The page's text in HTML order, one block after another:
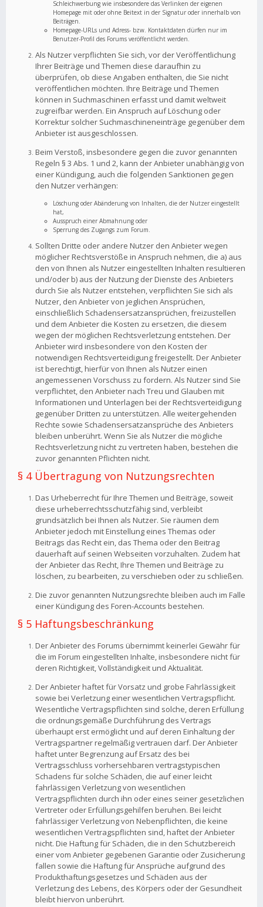
Schleichwerbung wie insbesondere das Verlinken der eigenen
Homepage mit oder ohne Beitext in der Signatur oder innerhalb von
Beiträgen.
Homepage-URLs und Adress- bzw. Kontaktdaten dürfen nur im
Benutzer-Profil des Forums veröffentlicht werden.
Als Nutzer verpflichten Sie sich, vor der Veröffentlichung
Ihrer Beiträge und Themen diese daraufhin zu
überprüfen, ob diese Angaben enthalten, die Sie nicht
veröffentlichen möchten. Ihre Beiträge und Themen
können in Suchmaschinen erfasst und damit weltweit
zugreifbar werden. Ein Anspruch auf Löschung oder
Korrektur solcher Suchmaschineneinträge gegenüber dem
Anbieter ist ausgeschlossen.
Beim Verstoß, insbesondere gegen die zuvor genannten
Regeln § 3 Abs. 1 und 2, kann der Anbieter unabhängig von
einer Kündigung, auch die folgenden Sanktionen gegen
den Nutzer verhängen:
Löschung oder Abänderung von Inhalten, die der Nutzer eingestellt
hat,
Ausspruch einer Abmahnung oder
Sperrung des Zugangs zum Forum.
Sollten Dritte oder andere Nutzer den Anbieter wegen
möglicher Rechtsverstöße in Anspruch nehmen, die a) aus
den von Ihnen als Nutzer eingestellten Inhalten resultieren
und/oder b) aus der Nutzung der Dienste des Anbieters
durch Sie als Nutzer entstehen, verpflichten Sie sich als
Nutzer, den Anbieter von jeglichen Ansprüchen,
einschließlich Schadensersatzansprüchen, freizustellen
und dem Anbieter die Kosten zu ersetzen, die diesem
wegen der möglichen Rechtsverletzung entstehen. Der
Anbieter wird insbesondere von den Kosten der
notwendigen Rechtsverteidigung freigestellt. Der Anbieter
ist berechtigt, hierfür von Ihnen als Nutzer einen
angemessenen Vorschuss zu fordern. Als Nutzer sind Sie
verpflichtet, den Anbieter nach Treu und Glauben mit
Informationen und Unterlagen bei der Rechtsverteidigung
gegenüber Dritten zu unterstützen. Alle weitergehenden
Rechte sowie Schadensersatzansprüche des Anbieters
bleiben unberührt. Wenn Sie als Nutzer die mögliche
Rechtsverletzung nicht zu vertreten haben, bestehen die
zuvor genannten Pflichten nicht.
§ 4 Übertragung von Nutzungsrechten
Das Urheberrecht für Ihre Themen und Beiträge, soweit
diese urheberrechtsschutzfähig sind, verbleibt
grundsätzlich bei Ihnen als Nutzer. Sie räumen dem
Anbieter jedoch mit Einstellung eines Themas oder
Beitrags das Recht ein, das Thema oder den Beitrag
dauerhaft auf seinen Webseiten vorzuhalten. Zudem hat
der Anbieter das Recht, Ihre Themen und Beiträge zu
löschen, zu bearbeiten, zu verschieben oder zu schließen.
Die zuvor genannten Nutzungsrechte bleiben auch im Falle
einer Kündigung des Foren-Accounts bestehen.
§ 5 Haftungsbeschränkung
Der Anbieter des Forums übernimmt keinerlei Gewähr für
die im Forum eingestellten Inhalte, insbesondere nicht für
deren Richtigkeit, Vollständigkeit und Aktualität.
Der Anbieter haftet für Vorsatz und grobe Fahrlässigkeit
sowie bei Verletzung einer wesentlichen Vertragspflicht.
Wesentliche Vertragspflichten sind solche, deren Erfüllung
die ordnungsgemäße Durchführung des Vertrags
überhaupt erst ermöglicht und auf deren Einhaltung der
Vertragspartner regelmäßig vertrauen darf. Der Anbieter
haftet unter Begrenzung auf Ersatz des bei
Vertragsschluss vorhersehbaren vertragstypischen
Schadens für solche Schäden, die auf einer leicht
fahrlässigen Verletzung von wesentlichen
Vertragspflichten durch ihn oder eines seiner gesetzlichen
Vertreter oder Erfüllungsgehilfen beruhen. Bei leicht
fahrlässiger Verletzung von Nebenpflichten, die keine
wesentlichen Vertragspflichten sind, haftet der Anbieter
nicht. Die Haftung für Schäden, die in den Schutzbereich
einer vom Anbieter gegebenen Garantie oder Zusicherung
fallen sowie die Haftung für Ansprüche aufgrund des
Produkthaftungsgesetzes und Schäden aus der
Verletzung des Lebens, des Körpers oder der Gesundheit
bleibt hiervon unberührt.